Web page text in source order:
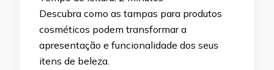
Descubra como as tampas para produtos
cosméticos podem transformar a
apresentação e funcionalidade dos seus
itens de beleza.